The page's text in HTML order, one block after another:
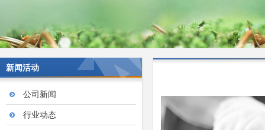
新闻活动
公司新闻
行业动态